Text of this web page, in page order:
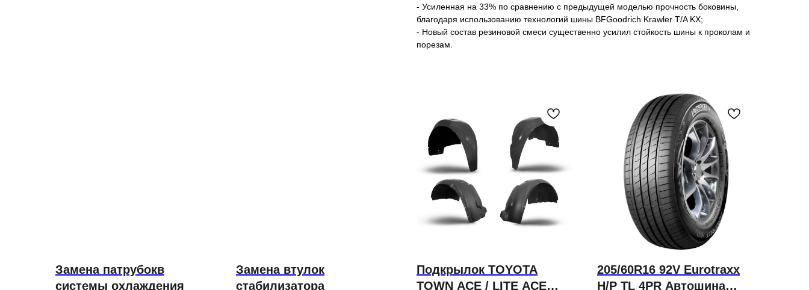
- Усиленная на 33% по сравнению с предыдущей моделью прочность боковины,
благодаря использованию технологий шины BFGoodrich Krawler T/A KX;
- Новый состав резиновой смеси существенно усилил стойкость шины к проколам и
порезам.
Замена патрубокв
системы охлаждения
Замена втулок
стабилизатора
Подкрылок TOYOTA
TOWN ACE / LITE ACE
205/60R16 92V Eurotraxx
H/P TL 4PR Автошина